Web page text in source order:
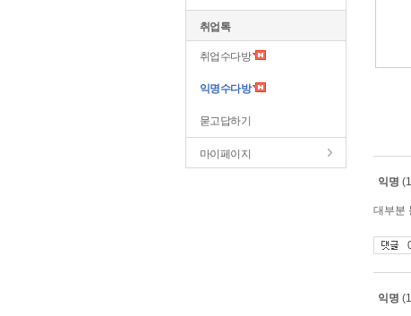
취업톡
취업수다방
익명수다방
묻고답하기
마이페이지